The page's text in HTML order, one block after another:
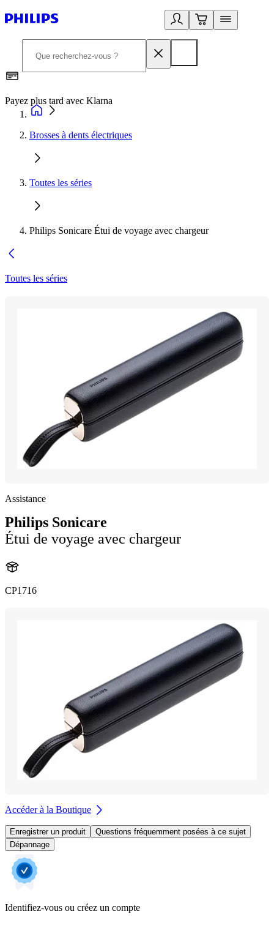
Payez plus tard avec Klarna
Brosses à dents électriques
Toutes les séries
Philips Sonicare Étui de voyage avec chargeur
Toutes les séries
Assistance
Philips Sonicare
Étui de voyage avec chargeur
CP1716
Accéder à la Boutique
Enregistrer un produit
Questions fréquemment posées à ce sujet
Dépannage
Identifiez-vous ou créez un compte